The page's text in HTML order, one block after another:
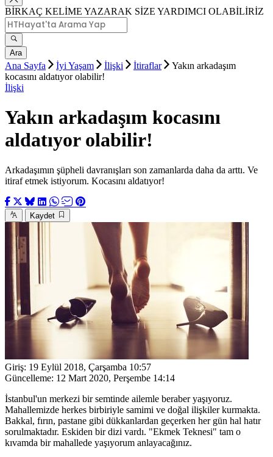
BİRKAÇ KELİME YAZARAK SİZE YARDIMCI OLABİLİRİZ
Ara
Ana Sayfa İyi Yaşam İlişki İtiraflar
Yakın arkadaşım
kocasını aldatıyor olabilir!
İlişki
Yakın arkadaşım kocasını
aldatıyor olabilir!
Arkadaşımın şüpheli davranışları son zamanlarda daha da arttı. Ve
itiraf etmek istiyorum. Kocasını aldatıyor!
Kaydet
Giriş: 19 Eylül 2018, Çarşamba 10:57
Güncelleme: 12 Mart 2020, Perşembe 14:14
İstanbul'un merkezi bir semtinde ailemle beraber yaşıyoruz.
Mahallemizde herkes birbiriyle samimi ve doğal ilişkiler kurmakta.
Bakkal, fırın, pastane gibi dükkanlardan geçerken her gün hal hatır
sorulmaktadır. Eskiden bir dizi vardı. "Ekmek Teknesi" tam o
kıvamda bir mahallede yaşıyorum anlayacağınız.